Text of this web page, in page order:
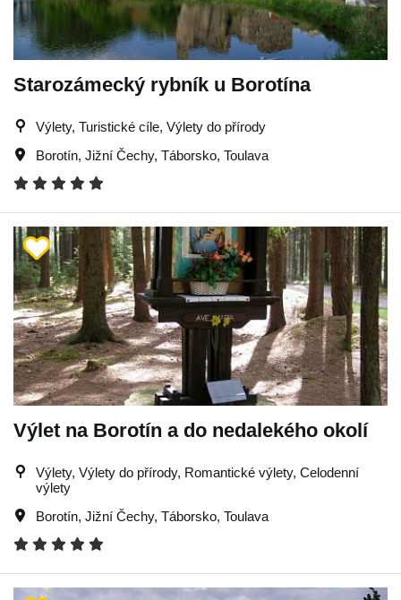
Starozámecký rybník u Borotína
Výlety, Turistické cíle, Výlety do přírody
Borotín, Jižní Čechy, Táborsko, Toulava
Výlet na Borotín a do nedalekého okolí
Výlety, Výlety do přírody, Romantické výlety, Celodenní
výlety
Borotín, Jižní Čechy, Táborsko, Toulava